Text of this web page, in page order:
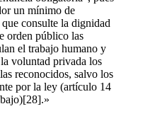
un mínimo de
consulte la dignidad
orden público las
el trabajo humano y
voluntad privada los
reconocidos, salvo los
por la ley (artículo 14